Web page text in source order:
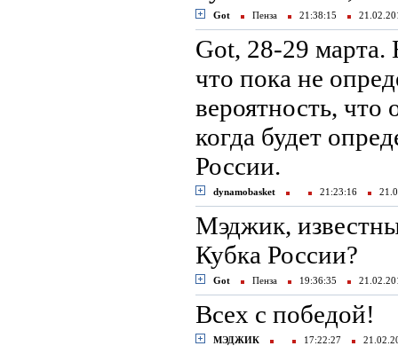
Got Пенза 21:38:15
Got, 28-29 марта.
что пока не
вероятность, что
когда будет
России.
dynamobasket 21:23:16
Мэджик,
Кубка России?
Got Пенза 19:36:35
Всех с победой!
МЭДЖИК 17:22:27